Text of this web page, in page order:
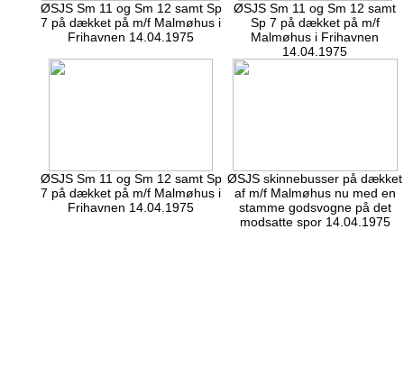
ØSJS Sm 11 og Sm 12 samt Sp
7 på dækket på m/f Malmøhus i
Frihavnen 14.04.1975
ØSJS Sm 11 og Sm 12 samt
Sp 7 på dækket på m/f
Malmøhus i Frihavnen
14.04.1975
ØSJS Sm 11 og Sm 12 samt Sp
7 på dækket på m/f Malmøhus i
Frihavnen 14.04.1975
ØSJS skinnebusser på dækket
af m/f Malmøhus nu med en
stamme godsvogne på det
modsatte spor 14.04.1975